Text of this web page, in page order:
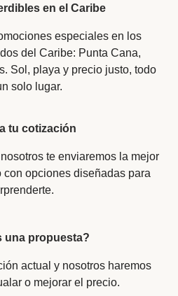
en el Caribe
especiales en los
del Caribe: Punta Cana,
Sol, playa y precio justo, todo
solo lugar.
tu cotización​
te enviaremos la mejor
opciones diseñadas para
una propuesta?​
actual y nosotros haremos
o mejorar el precio.